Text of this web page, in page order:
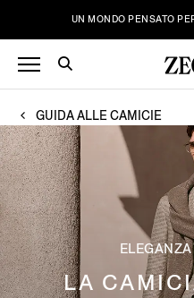
UN MONDO PENSATO
GUIDA ALLE CAMICIE
LA